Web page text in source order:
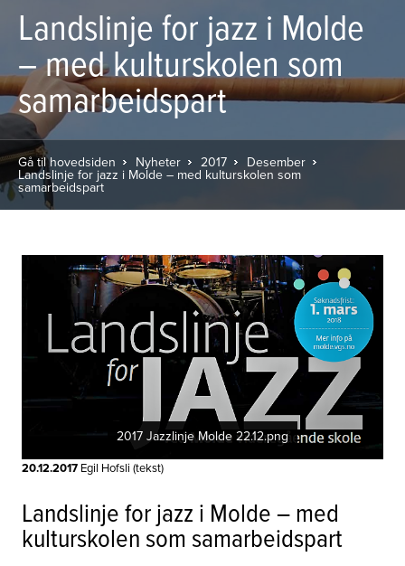
Landslinje for jazz i Molde
– med kulturskolen som
samarbeidspart
Gå til hovedsiden Nyheter 2017 Desember
Landslinje for jazz i Molde – med kulturskolen som
samarbeidspart
2017 Jazzlinje Molde 22.12.png
20.12.2017 Egil Hofsli (tekst)
Landslinje for jazz i Molde – med
kulturskolen som samarbeidspart